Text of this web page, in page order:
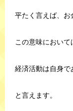
平たく言えば、お
この意味において
経済活動は自身で
と言えます。